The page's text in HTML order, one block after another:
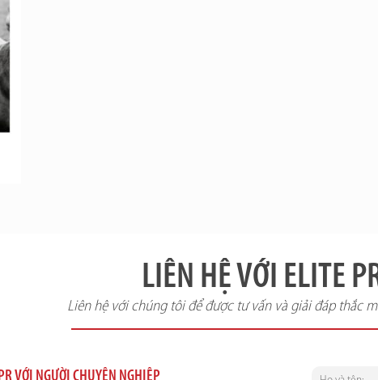
LIÊN HỆ VỚI ELITE
Liên hệ với chúng tôi để được tư vấn và giải đáp thắc
VỚI NGƯỜI CHUYÊN NGHIỆP